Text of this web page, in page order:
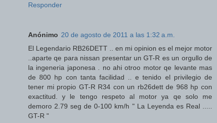
Responder
Anónimo 20 de agosto de 2011 a las 1:32 a.m.
El Legendario RB26DETT .. en mi opinion es el mejor motor
..aparte qe para nissan presentar un GT-R es un orgullo de
la ingeneria japonesa . no ahi otroo motor qe levante mas
de 800 hp con tanta facilidad .. e tenido el privilegio de
tener mi propio GT-R R34 con un rb26dett de 968 hp con
exactitud. y le tengo respeto al motor ya qe solo me
demoro 2.79 seg de 0-100 km/h " La Leyenda es Real .....
GT-R "